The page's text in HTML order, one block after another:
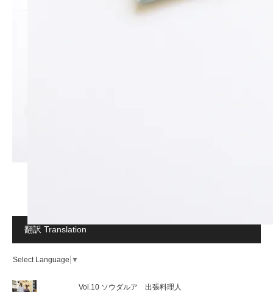
翻訳 Translation
Select Language ▼
Vol.10 ソウダルア 出張料理人